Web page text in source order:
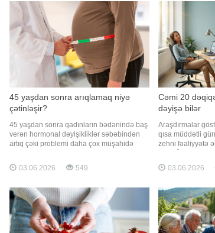
xəstəliklər
45 yaşdan sonra arıqlamaq niyə
çətinləşir?
45 yaşdan sonra qadınların bədənində baş
verən hormonal dəyişikliklər səbəbindən
artıq çəki problemi daha çox müşahidə
dövründə bədənin dəyişməsi təbii
prosesdir və əsas səbəb metabolizmin
dəyişməsidir. Qaynarinf
03.06.2026 549
Cəmi 20
dəyişə bilər
Araşdırmalar
qısa müddətli
zehni fəaliyyətə
fikrincə, 20-30
mürgüləmələr
daha yaxş
03.06.2026